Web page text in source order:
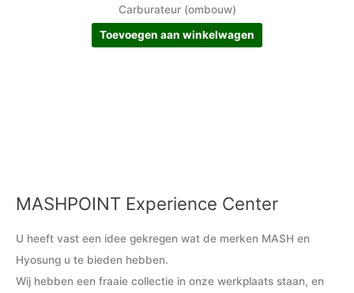
Carburateur (ombouw)
Toevoegen aan winkelwagen
MASHPOINT Experience Center
U heeft vast een idee gekregen wat de merken MASH en
Hyosung u te bieden hebben.
Wij hebben een fraaie collectie in onze werkplaats staan, en